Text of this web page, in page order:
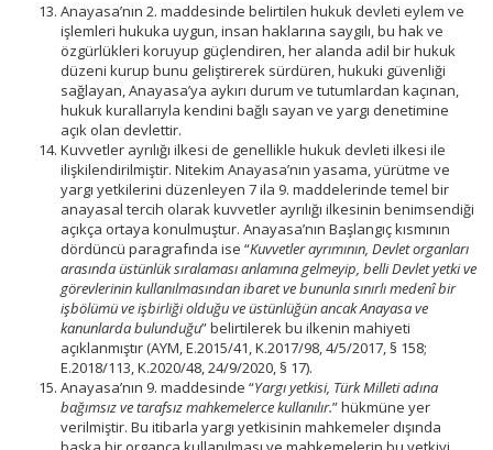
Anayasa’nın 2. maddesinde belirtilen hukuk devleti eylem ve
işlemleri hukuka uygun, insan haklarına saygılı, bu hak ve
özgürlükleri koruyup güçlendiren, her alanda adil bir hukuk
düzeni kurup bunu geliştirerek sürdüren, hukuki güvenliği
sağlayan, Anayasa’ya aykırı durum ve tutumlardan kaçınan,
hukuk kurallarıyla kendini bağlı sayan ve yargı denetimine
açık olan devlettir.
Kuvvetler ayrılığı ilkesi de genellikle hukuk devleti ilkesi ile
ilişkilendirilmiştir. Nitekim Anayasa’nın yasama, yürütme ve
yargı yetkilerini düzenleyen 7 ila 9. maddelerinde temel bir
anayasal tercih olarak kuvvetler ayrılığı ilkesinin benimsendiği
açıkça ortaya konulmuştur. Anayasa’nın Başlangıç kısmının
dördüncü paragrafında ise “Kuvvetler ayrımının, Devlet organları
arasında üstünlük sıralaması anlamına gelmeyip, belli Devlet yetki ve
görevlerinin kullanılmasından ibaret ve bununla sınırlı medenî bir
işbölümü ve işbirliği olduğu ve üstünlüğün ancak Anayasa ve
kanunlarda bulunduğu” belirtilerek bu ilkenin mahiyeti
açıklanmıştır (AYM, E.2015/41, K.2017/98, 4/5/2017, § 158;
E.2018/113, K.2020/48, 24/9/2020, § 17).
Anayasa’nın 9. maddesinde “Yargı yetkisi, Türk Milleti adına
bağımsız ve tarafsız mahkemelerce kullanılır.” hükmüne yer
verilmiştir. Bu itibarla yargı yetkisinin mahkemeler dışında